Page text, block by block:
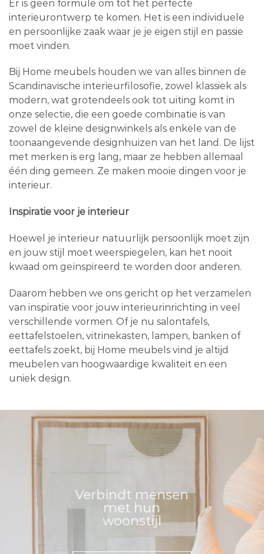
Er is geen formule om tot het perfecte
interieurontwerp te komen. Het is een individuele
en persoonlijke zaak waar je je eigen stijl en passie
moet vinden.
Bij Home meubels houden we van alles binnen de
Scandinavische interieurfilosofie, zowel klassiek als
modern, wat grotendeels ook tot uiting komt in
onze selectie, die een goede combinatie is van
zowel de kleine designwinkels als enkele van de
toonaangevende designhuizen van het land. De lijst
met merken is erg lang, maar ze hebben allemaal
één ding gemeen. Ze maken mooie dingen voor je
interieur.
Inspiratie voor je interieur
Hoewel je interieur natuurlijk persoonlijk moet zijn
en jouw stijl moet weerspiegelen, kan het nooit
kwaad om geïnspireerd te worden door anderen.
Daarom hebben we ons gericht op het verzamelen
van inspiratie voor jouw interieurinrichting in veel
verschillende vormen. Of je nu salontafels,
eettafelstoelen, vitrinekasten, lampen, banken of
eettafels zoekt, bij Home meubels vind je altijd
meubelen van hoogwaardige kwaliteit en een
uniek design.
Verbindt mensen
met hun
woonstijl